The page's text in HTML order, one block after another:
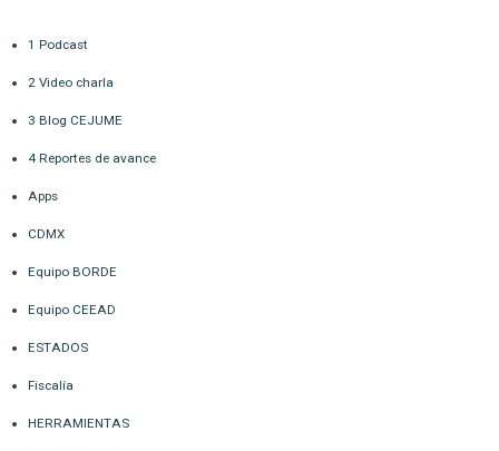
1 Podcast
2 Video charla
3 Blog CEJUME
4 Reportes de avance
Apps
CDMX
Equipo BORDE
Equipo CEEAD
ESTADOS
Fiscalía
HERRAMIENTAS